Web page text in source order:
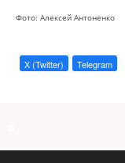
Фото: Алексей Антоненко
X (Twitter) Telegram